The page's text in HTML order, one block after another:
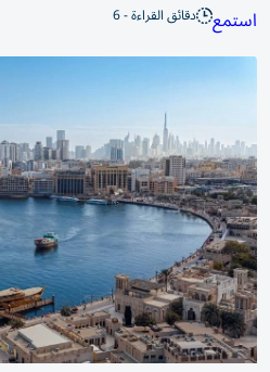
استمع دقائق القراءة - 6